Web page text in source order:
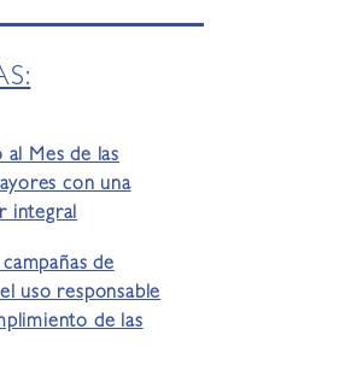
Mes de las
con una
integral
de
uso responsable
de las